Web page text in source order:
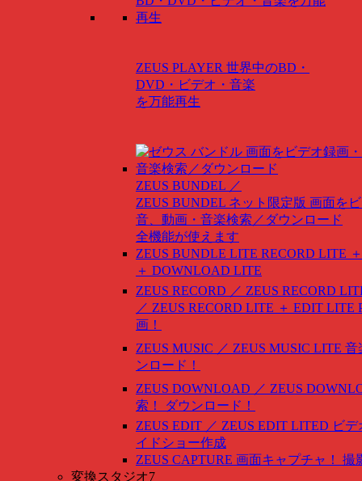
ZEUS PLAYER 世界中のBD・
DVD・ビデオ・音楽
を万能再生
ZEUS BUNDEL ／
ZEUS BUNDEL ネット限定版 画面を
音、動画・音楽検索／ダウンロード
全機能が使えます
ZEUS BUNDLE LITE RECORD LITE
＋ DOWNLOAD LITE
ZEUS RECORD ／ ZEUS RECORD
／ ZEUS RECORD LITE ＋ EDIT LITE
画！
ZEUS MUSIC ／ ZEUS MUSIC LITE 音
ンロード！
ZEUS DOWNLOAD ／ ZEUS
索！ ダウンロード！
ZEUS EDIT ／ ZEUS EDIT LITED ビ
イドショー作成
ZEUS CAPTURE 画面キャプチャ！ 撮
変換スタジオ7